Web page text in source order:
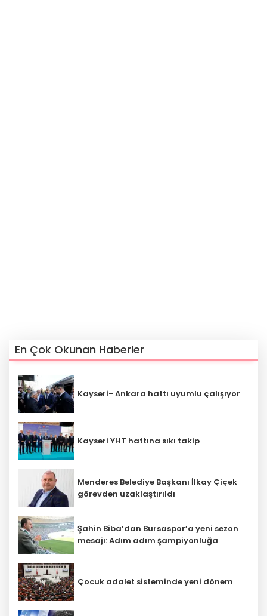
En Çok Okunan Haberler
Kayseri- Ankara hattı uyumlu çalışıyor
Kayseri YHT hattına sıkı takip
Menderes Belediye Başkanı İlkay Çiçek
görevden uzaklaştırıldı
Şahin Biba’dan Bursaspor’a yeni sezon
mesajı: Adım adım şampiyonluğa
Çocuk adalet sisteminde yeni dönem